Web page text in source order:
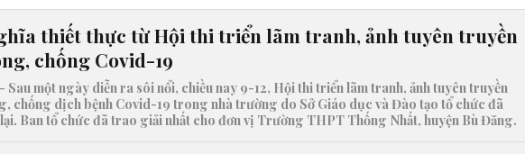
thiết thực từ Hội thi triển lãm tranh, ảnh tuyên truyền
chống Covid-19
Sau một ngày diễn ra sôi nổi, chiều nay 9-12, Hội thi triển lãm tranh, ảnh tuyên truyền
chống dịch bệnh Covid-19 trong nhà trường do Sở Giáo dục và Đào tạo tổ chức đã
Ban tổ chức đã trao giải nhất cho đơn vị Trường THPT Thống Nhất, huyện Bù Đăng.